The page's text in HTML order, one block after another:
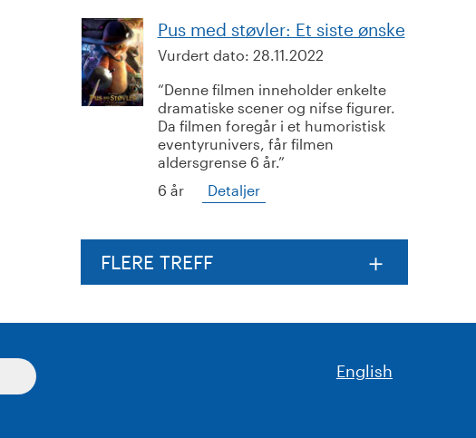
Pus med støvler: Et siste ønske
Vurdert dato: 28.11.2022
Denne filmen inneholder enkelte
dramatiske scener og nifse figurer.
Da filmen foregår i et humoristisk
eventyrunivers, får filmen
aldersgrense 6 år.
6 år
Detaljer
FLERE TREFF
English